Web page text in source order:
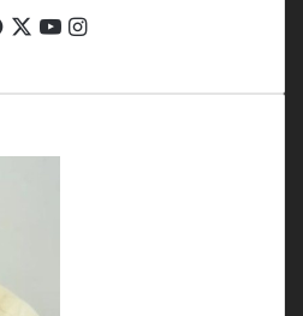
Facebook
X YouTube
Instagram